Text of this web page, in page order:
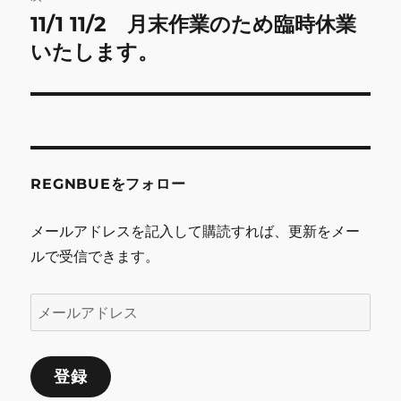
ゲ
ー
シ
ン
次
の
稿:
11/1 11/2 月末作業のため臨時休業
いたします。
REGNBUEをフォロー
メールアドレスを記入して購読すれば、更新をメー
ルで受信できます。
ー
ル
ア
登録